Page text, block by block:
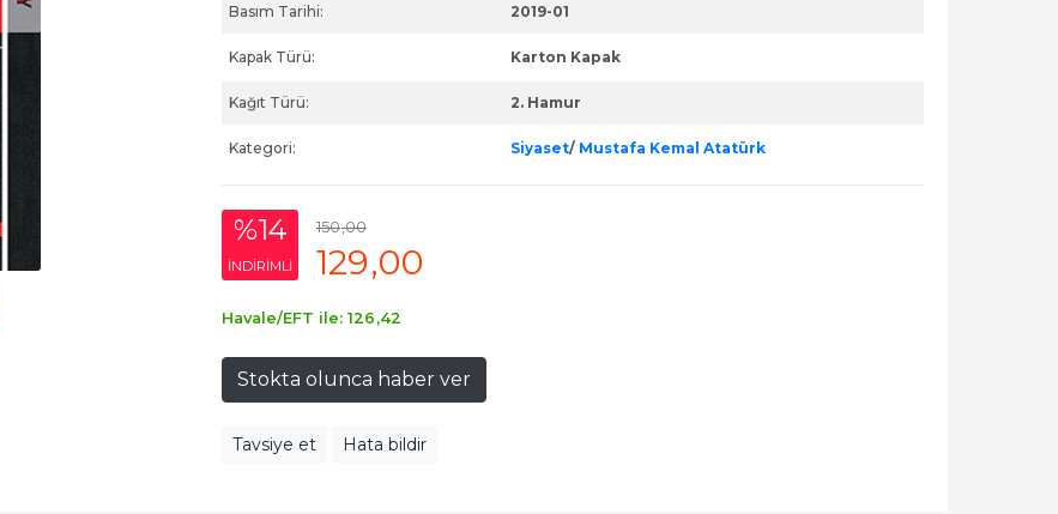
Basım Tarihi: 2019-01
Kapak Türü: Karton Kapak
Kağıt Türü: 2. Hamur
Kategori: Siyaset/ Mustafa Kemal Atatürk
%14
INDIRIMLI
150,00
129,00
Havale/EFT ile: 126 ,42
Stokta olunca haber ver
Tavsiye et Hata bildir